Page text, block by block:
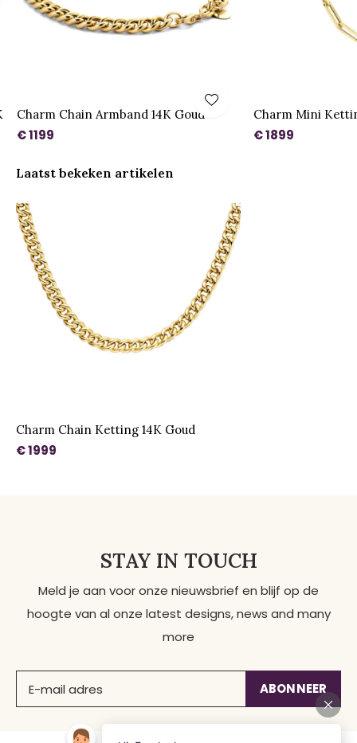
Charm Chain Armband 14K Goud
€ 1199
Charm Mini
€ 1899
Laatst bekeken artikelen
Charm Chain Ketting 14K Goud
€ 1999
STAY IN TOUCH
Meld je aan voor onze nieuwsbrief en blijf op de
hoogte van al onze latest designs, news and many
more
ABONNEER